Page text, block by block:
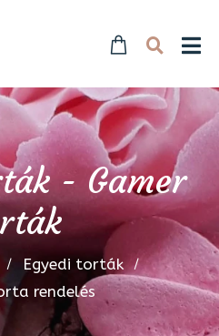
- Gamer
Egyedi torták
rendelés